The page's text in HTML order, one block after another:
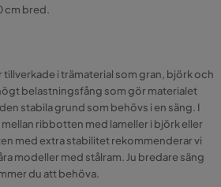
cm bred.
tillverkade i trämaterial som gran, björk och
belastningsfång som gör materialet
stabila grund som behövs i en säng. I
ribbotten med lameller i björk eller
med extra stabilitet rekommenderar vi
modeller med stålram. Ju bredare säng
du att behöva.